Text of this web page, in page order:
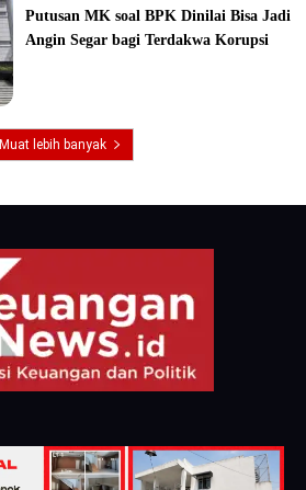
Putusan MK soal BPK Dinilai Bisa Jadi
Angin Segar bagi Terdakwa Korupsi
Muat lebih banyak